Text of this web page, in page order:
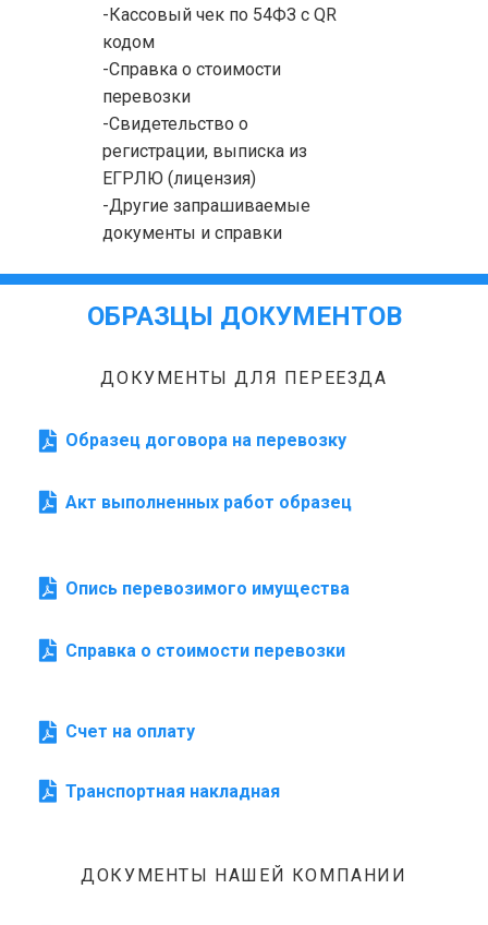
-Кассовый чек по 54ФЗ с QR
кодом
-Справка о стоимости
перевозки
-Свидетельство о
регистрации, выписка из
ЕГРЛЮ (лицензия)
-Другие запрашиваемые
документы и справки
ОБРАЗЦЫ ДОКУМЕНТОВ
ДОКУМЕНТЫ ДЛЯ ПЕРЕЕЗДА
Образец договора на перевозку
Акт выполненных работ образец
Опись перевозимого имущества
Справка о стоимости перевозки
Счет на оплату
Транспортная накладная
ДОКУМЕНТЫ НАШЕЙ КОМПАНИИ